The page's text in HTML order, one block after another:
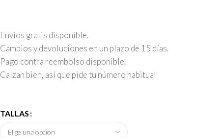
Envíos gratis disponible.
Cambios y devoluciones en un plazo de 15 días.
Pago contra reembolso disponible.
Calzan bien, así que pide tu número habitual
TALLAS